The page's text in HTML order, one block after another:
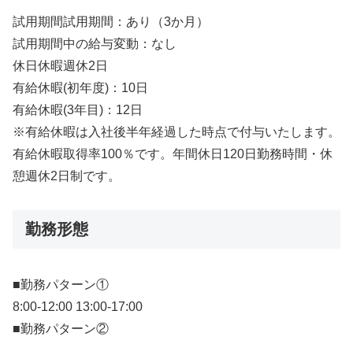
試用期間試用期間：あり（3か月）
試用期間中の給与変動：なし
休日休暇週休2日
有給休暇(初年度)：10日
有給休暇(3年目)：12日
※有給休暇は入社後半年経過した時点で付与いたします。
有給休暇取得率100％です。年間休日120日勤務時間・休
憩週休2日制です。
勤務形態
■勤務パターン①
8:00-12:00 13:00-17:00
■勤務パターン②